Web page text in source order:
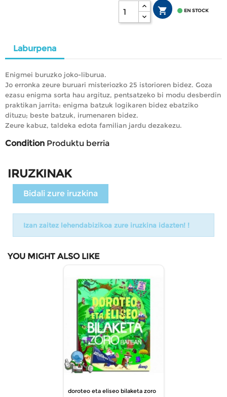
  EN STOCK
Laburpena
Enigmei buruzko joko-liburua.
Jo erronka zeure buruari misteriozko 25 istorioren bidez. Goza
ezasu enigma sorta hau argituz, pentsatzeko bi modu desberdin
praktikan jarrita: enigma batzuk logikaren bidez ebatziko
dituzu; beste batzuk, irumenaren bidez.
Zeure kabuz, taldeka edota familian jardu dezakezu.
Condition Produktu berria
IRUZKINAK
Bidali zure iruzkina
Izan zaitez lehendabizikoa zure iruzkina idazten! !
YOU MIGHT ALSO LIKE
doroteo eta eliseo bilaketa zoro